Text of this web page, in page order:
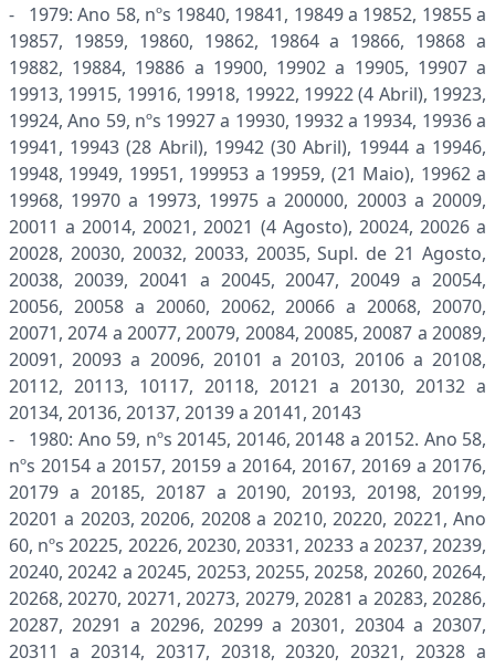
- 1979: Ano 58, nºs 19840, 19841, 19849 a 19852, 19855 a
19857, 19859, 19860, 19862, 19864 a 19866, 19868 a
19882, 19884, 19886 a 19900, 19902 a 19905, 19907 a
19913, 19915, 19916, 19918, 19922, 19922 (4 Abril), 19923,
19924, Ano 59, nºs 19927 a 19930, 19932 a 19934, 19936 a
19941, 19943 (28 Abril), 19942 (30 Abril), 19944 a 19946,
19948, 19949, 19951, 199953 a 19959, (21 Maio), 19962 a
19968, 19970 a 19973, 19975 a 200000, 20003 a 20009,
20011 a 20014, 20021, 20021 (4 Agosto), 20024, 20026 a
20028, 20030, 20032, 20033, 20035, Supl. de 21 Agosto,
20038, 20039, 20041 a 20045, 20047, 20049 a 20054,
20056, 20058 a 20060, 20062, 20066 a 20068, 20070,
20071, 2074 a 20077, 20079, 20084, 20085, 20087 a 20089,
20091, 20093 a 20096, 20101 a 20103, 20106 a 20108,
20112, 20113, 10117, 20118, 20121 a 20130, 20132 a
20134, 20136, 20137, 20139 a 20141, 20143
- 1980: Ano 59, nºs 20145, 20146, 20148 a 20152. Ano 58,
nºs 20154 a 20157, 20159 a 20164, 20167, 20169 a 20176,
20179 a 20185, 20187 a 20190, 20193, 20198, 20199,
20201 a 20203, 20206, 20208 a 20210, 20220, 20221, Ano
60, nºs 20225, 20226, 20230, 20331, 20233 a 20237, 20239,
20240, 20242 a 20245, 20253, 20255, 20258, 20260, 20264,
20268, 20270, 20271, 20273, 20279, 20281 a 20283, 20286,
20287, 20291 a 20296, 20299 a 20301, 20304 a 20307,
20311 a 20314, 20317, 20318, 20320, 20321, 20328 a